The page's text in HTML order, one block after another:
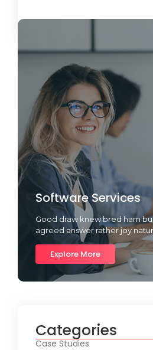
Software Services
Good draw knew bred ham
agreed answer rather joy
Explore More
Categories
Case Studies